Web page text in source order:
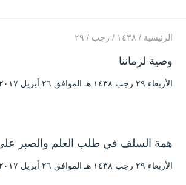
الرئيسية / ۱٤۳۸ / رجب / ۲۹
وصية لزماننا
الأربعاء ۲۹ رجب ۱٤۳۸ هـ الموافق ۲٦ أبريل ۲۰۱۷ مـ |
همة السلف في طلب العلم والصبر
الأربعاء ۲۹ رجب ۱٤۳۸ هـ الموافق ۲٦ أبريل ۲۰۱۷ مـ |